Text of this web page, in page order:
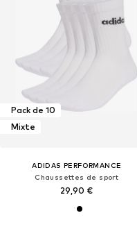
Pack de 10
Mixte
ADIDAS PERFORMANCE
Chaussettes de sport
29,90 €